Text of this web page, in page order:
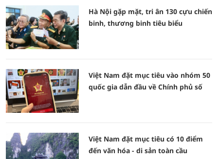
Hà Nội gặp mặt, tri ân 130 cựu chiến
binh, thương binh tiêu biểu
Việt Nam đặt mục tiêu vào nhóm 50
quốc gia dẫn đầu về Chính phủ số
Việt Nam đặt mục tiêu có 10 điểm
đến văn hóa - di sản toàn cầu